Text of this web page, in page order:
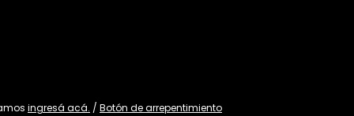
ingresá acá. / Botón de arrepentimiento